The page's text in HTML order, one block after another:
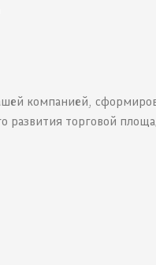
компанией,
развития торговой